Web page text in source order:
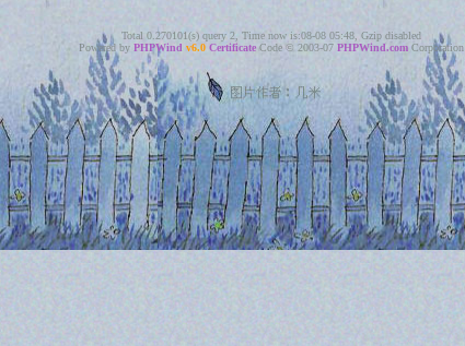
Total 0.270101(s) query 2, Time now is:08-08 05:48, Gzip disabled
Powered by PHPWind v6.0 Certificate Code © 2003-07 PHPWind.com Corporation